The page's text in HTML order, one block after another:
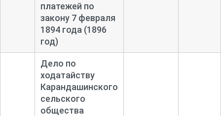
платежей по
закону 7 февраля
1894 года (1896
год)
Дело по
ходатайству
Карандашинского
сельского
общества